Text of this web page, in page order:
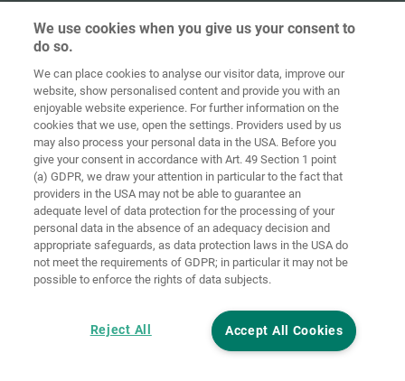
сторінка Контакт Вихідні дані Захист даних
Загальні
комерційні
умови
Правила по
файлах
«cookie» Вхід
Accessibility
Statement
Налаштування файлів "cookie"
We use cookies when you give us your consent to
do so.
We can place cookies to analyse our visitor data, improve our
website, show personalised content and provide you with an
enjoyable website experience. For further information on the
cookies that we use, open the settings. Providers used by us
may also process your personal data in the USA. Before you
give your consent in accordance with Art. 49 Section 1 point
(a) GDPR, we draw your attention in particular to the fact that
providers in the USA may not be able to guarantee an
adequate level of data protection for the processing of your
personal data in the absence of an adequacy decision and
appropriate safeguards, as data protection laws in the USA do
not meet the requirements of GDPR; in particular it may not be
possible to enforce the rights of data subjects.
Accept All Cookies
Reject All